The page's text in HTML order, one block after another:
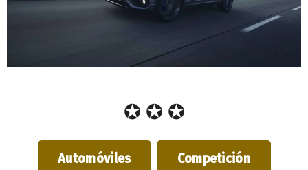
✪ ✪ ✪
Automóviles Competición